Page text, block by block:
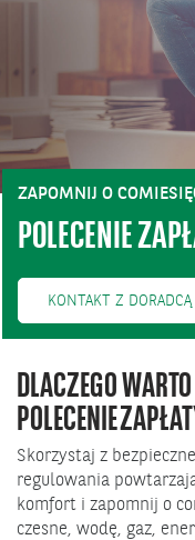
ZAPOMNIJ O
POLECENIE
KONTAKT Z DORADCĄ
DLACZEGO
POLECENIE
Skorzystaj z
regulowania
komfort i zapomnij o
czesne, wodę, gaz,